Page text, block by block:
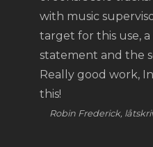
with music
target for this use,
statement and the
Really good work,
this!
Robin Frederick,